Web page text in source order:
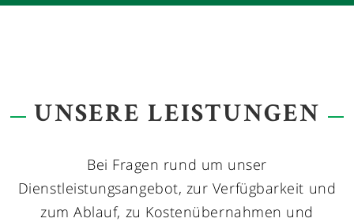
UNSERE LEISTUNGEN
Bei Fragen rund um unser
Dienstleistungsangebot, zur Verfügbarkeit und
zum Ablauf, zu Kostenübernahmen und